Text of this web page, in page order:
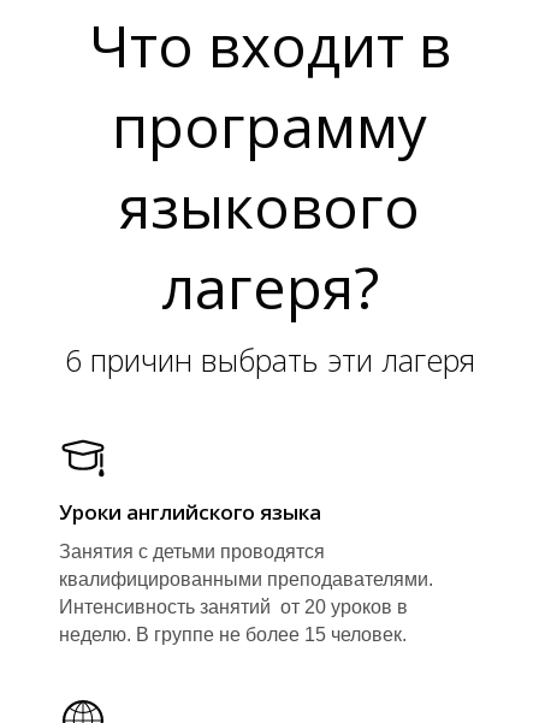
Е
О
Что входит в
программу
языкового
лагеря?
6 причин выбрать эти лагеря
Уроки английского языка
Занятия с детьми проводятся
квалифицированными преподавателями.
Интенсивность занятий от 20 уроков в
неделю. В группе не более 15 человек.
Е
О